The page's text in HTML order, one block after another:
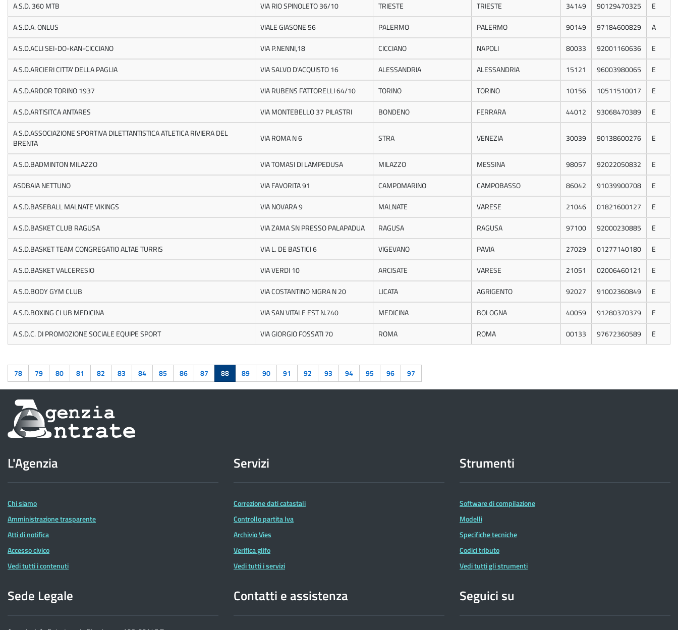
A.S.D. 360 MTB
VIA RIO SPINOLETO 36/10 TRIESTE TRIESTE 34149 90129470325
E
A.S.D.A. ONLUS
VIALE GIASONE 56 PALERMO PALERMO 90149 97184600829
A
A.S.D.ACLI SEI-DO-KAN-CICCIANO
VIA P.NENNI,18 CICCIANO NAPOLI 80033 92001160636
E
A.S.D.ARCIERI CITTA' DELLA PAGLIA
VIA SALVO D'ACQUISTO 16 ALESSANDRIA ALESSANDRIA 15121 96003980065
E
A.S.D.ARDOR TORINO 1937
VIA RUBENS FATTORELLI 64/10 TORINO TORINO 10156 10511510017
E
A.S.D.ARTISITCA ANTARES
VIA MONTEBELLO 37 PILASTRI BONDENO FERRARA 44012 93068470389
E
A.S.D.ASSOCIAZIONE SPORTIVA DILETTANTISTICA ATLETICA RIVIERA DEL
BRENTA
VIA ROMA N 6 STRA VENEZIA 30039 90138600276 E
A.S.D.BADMINTON MILAZZO VIA TOMASI DI LAMPEDUSA MILAZZO MESSINA 98057 92022050832
E
ASDBAIA NETTUNO
VIA FAVORITA 91 CAMPOMARINO CAMPOBASSO 86042 91039900708
E
A.S.D.BASEBALL MALNATE VIKINGS
VIA NOVARA 9 MALNATE VARESE 21046 01821600127
E
A.S.D.BASKET CLUB RAGUSA
VIA ZAMA SN PRESSO PALAPADUA RAGUSA RAGUSA 97100 92000230885
E
A.S.D.BASKET TEAM CONGREGATIO ALTAE TURRIS
VIA L. DE BASTICI 6 VIGEVANO PAVIA 27029 01277140180
E
A.S.D.BASKET VALCERESIO
VIA VERDI 10 ARCISATE VARESE 21051 02006460121
E
A.S.D.BODY GYM CLUB
VIA COSTANTINO NIGRA N 20 LICATA AGRIGENTO 92027 91002360849
E
A.S.D.BOXING CLUB MEDICINA
VIA SAN VITALE EST N.740 MEDICINA BOLOGNA 40059 91280370379
E
A.S.D.C. DI PROMOZIONE SOCIALE EQUIPE SPORT
VIA GIORGIO FOSSATI 70 ROMA ROMA 00133 97672360589 E
78 79 80 81 82 83 84 85 86 87 88 89 90 91 92 93 94 95 96 97
Informazioni
sul
dell'Agenzia
delle
Entrate
L'Agenzia
Chi siamo
Amministrazione trasparente
Atti di notifica
Accesso civico
Vedi tutti i contenuti
Servizi
Correzione dati catastali
Controllo partita Iva
Archivio Vies
Verifica glifo
Vedi tutti i servizi
Strumenti
Software di compilazione
Modelli
Specifiche tecniche
Codici tributo
Vedi tutti gli strumenti
Sede Legale Contatti e assistenza Seguici su